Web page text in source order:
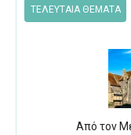
ΤΕΛΕΥΤΑΙΑ ΘΕΜΑΤΑ
Από τον